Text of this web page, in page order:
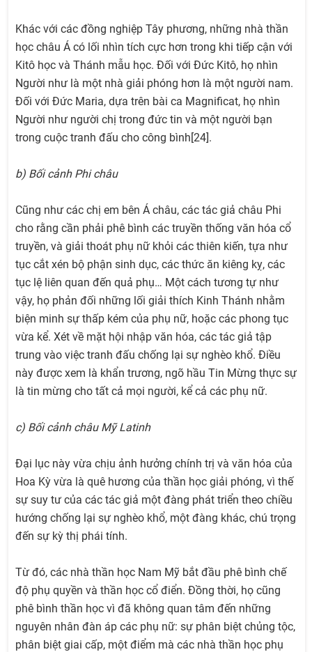
Khác với các đồng nghiệp Tây phương, những nhà thần
học châu Á có lối nhìn tích cực hơn trong khi tiếp cận với
Kitô học và Thánh mẫu học. Đối với Đức Kitô, họ nhìn
Người như là một nhà giải phóng hơn là một người nam.
Đối với Đức Maria, dựa trên bài ca Magnificat, họ nhìn
Người như người chị trong đức tin và một người bạn
trong cuộc tranh đấu cho công bình[24].
b) Bối cảnh Phi châu
Cũng như các chị em bên Á châu, các tác giả châu Phi
cho rằng cần phải phê bình các truyền thống văn hóa cổ
truyền, và giải thoát phụ nữ khỏi các thiên kiến, tựa như
tục cắt xén bộ phận sinh dục, các thức ăn kiêng kỵ, các
tục lệ liên quan đến quả phụ… Một cách tương tự như
vậy, họ phản đối những lối giải thích Kinh Thánh nhằm
biện minh sự thấp kém của phụ nữ, hoặc các phong tục
vừa kể. Xét về mặt hội nhập văn hóa, các tác giả tập
trung vào việc tranh đấu chống lại sự nghèo khổ. Điều
này được xem là khẩn trương, ngõ hầu Tin Mừng thực sự
là tin mừng cho tất cả mọi người, kể cả các phụ nữ.
c) Bối cảnh châu Mỹ Latinh
Đại lục này vừa chịu ảnh hưởng chính trị và văn hóa của
Hoa Kỳ vừa là quê hương của thần học giải phóng, vì thế
sự suy tư của các tác giả một đàng phát triển theo chiều
hướng chống lại sự nghèo khổ, một đàng khác, chú trọng
đến sự kỳ thị phái tính.
Từ đó, các nhà thần học Nam Mỹ bắt đầu phê bình chế
độ phụ quyền và thần học cổ điển. Đồng thời, họ cũng
phê bình thần học vì đã không quan tâm đến những
nguyên nhân đàn áp các phụ nữ: sự phân biệt chủng tộc,
phân biệt giai cấp, một điểm mà các nhà thần học phụ